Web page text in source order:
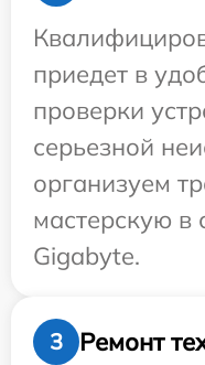
приедет в
проверки
серьезной
организуем
мастерскую в
Gigabyte.
3
Ремонт